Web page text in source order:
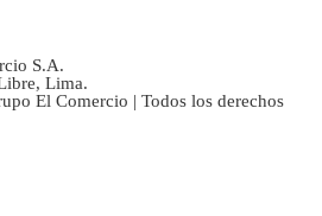
S.A.
Lima.
El Comercio | Todos los derechos